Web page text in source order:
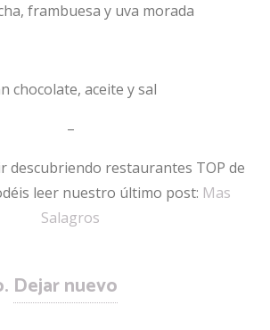
frambuesa y uva morada
chocolate, aceite y sal
–
descubriendo restaurantes TOP de
leer nuestro último post: Mas
Salagros
. Dejar nuevo